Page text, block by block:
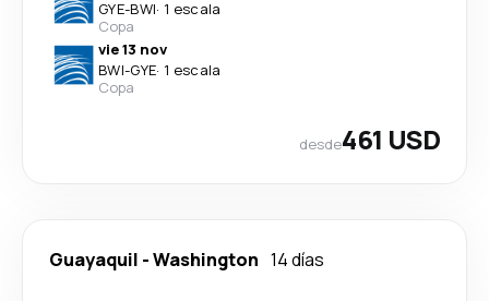
GYE-BWI· 1 escala
Copa
vie 13 nov
BWI-GYE· 1 escala
Copa
desde461 USD
Guayaquil -Washington 14 días